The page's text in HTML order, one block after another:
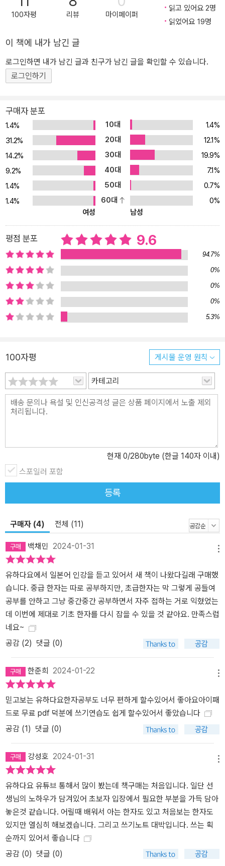
100자평 리뷰 마이페이퍼
읽고 있어요 2명
읽었어요 19명
이 책에 내가 남긴 글
로그인하면 내가 남긴 글과 친구가 남긴 글을 확인할 수 있습니다.
로그인하기
구매자 분포
1.4% 10대
1.4%
31.2%
20대
12.1%
14.2%
30대
19.9%
9.2%
40대
7.1%
1.4%
50대
0.7%
1.4%
60대
0%
여성
남성
평점 분포 9.6
94.7%
0%
0%
0%
5.3%
100자평 게시물 운영 원칙
카테고리
현재 0/280byte (한글 140자 이내)
스포일러 포함
등록
구매자 (4) 전체 (11)
백채민 2024-01-31
유하다요에서 일본어 인강을 듣고 있어서 새 책이 나왔다길래 구매했
습니다. 중급 한자는 따로 공부하지만, 초급한자는 막 그렇게 공들여
공부를 안하고 그냥 중간중간 공부하면서 자주 접하는 거로 익혔었는
데 이번에 제대로 기초 한자를 다시 잡을 수 있을 것 같아요. 만족스럽
네요~
공감 (2) 댓글 (0)
한준희 2024-01-22
믿고보는 유하다요한자공부도 너무 편하게 할수있어서 좋아요아이패
드로 무료 pdf 덕분에 쓰기연습도 쉽게 할수있어서 좋았습니다
공감 (1) 댓글 (0)
강성호 2024-01-31
유하다요 유튜브 통해서 많이 봤는데 책구매는 처음입니다. 일단 선
생님의 노하우가 담겨있어 초보자 입장에서 필요한 부분을 가득 담아
놓은것 같습니다. 어릴때 배워서 아는 한자도 있고 처음보는 한자도
있지만 열심히 해보겠습니다. 그리고 쓰기노트 대박입니다. 쓰는 획
순까지 있어서 좋습니다
공감 (0) 댓글 (0)